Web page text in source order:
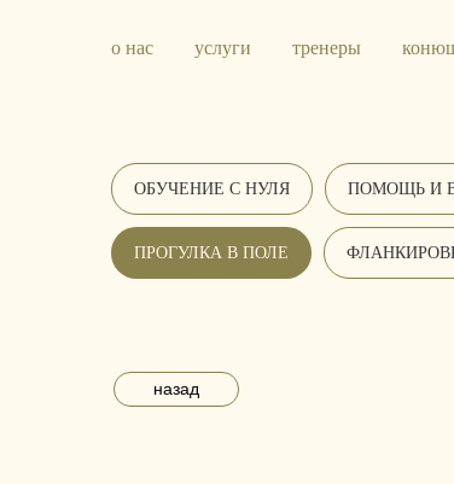
о нас услуги тренеры
ОБУЧЕНИЕ С НУЛЯ ПОМОЩЬ И
ПРОГУЛКА В ПОЛЕ
назад